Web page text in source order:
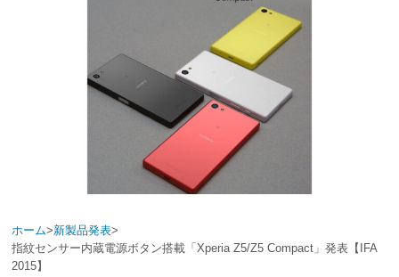
ホーム>新製品発表>
指紋センサー内蔵電源ボタン搭載「Xperia Z5/Z5 Compact」発表【IFA
2015】